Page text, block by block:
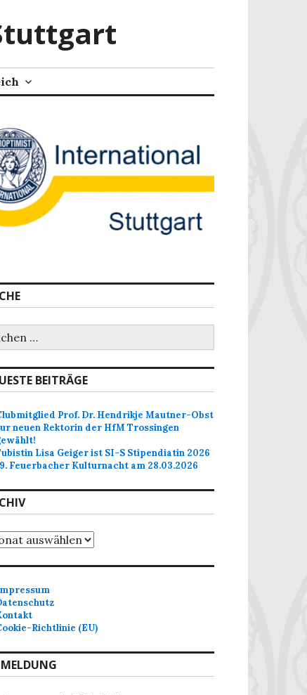
BEITRÄGE
Prof. Dr. Hendrikje Mautner-Obst
neuen Rektorin der HfM Trossingen
Lisa Geiger ist SI-S Stipendiatin 2026
Feuerbacher Kulturnacht am 28.03.2026
Richtlinie (EU)